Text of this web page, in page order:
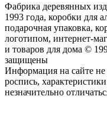
Фабрика деревянных
1993 года, коробки для
подарочная упаковка,
логотипом, интернет-
и товаров для дома ©
защищены
Информация на сайте не
роспись,
незначительно